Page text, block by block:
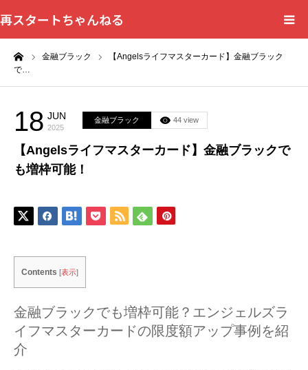
再スタートちゃんねる
金融ブラック
【Angelsライフマスターカード】金融ブラック
で…
18 JUN
2025
金融ブラック 44 view
【Angelsライフマスターカード】金融ブラックで
も増枠可能！
Contents [表示]
金融ブラックでも増枠可能？エンジェルズラ
イフマスターカードの限度額アップ事例を紹
介
HOME
プライバシーポリシー